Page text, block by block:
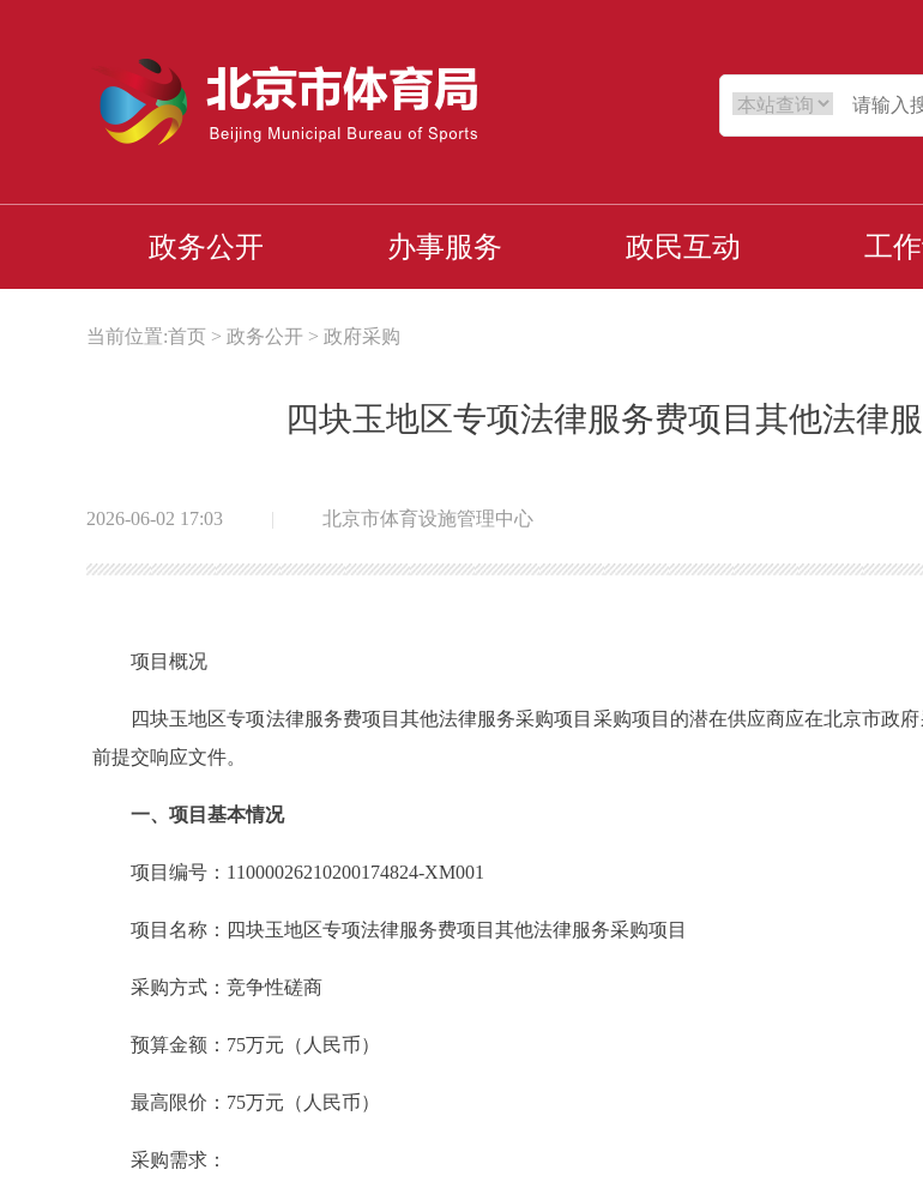
政务公开 办事服务 政民互动 工
当前位置:首页 > 政务公开 > 政府采购
四块玉地区专项法律服务费项目其他法律
2026-06-02 17:03 | 北京市体育设施管理中心
项目概况
四块玉地区专项法律服务费项目其他法律服务采购项目采购项目的潜在供应商应在北京市政府
前提交响应文件。
一、项目基本情况
项目编号：11000026210200174824-XM001
项目名称：四块玉地区专项法律服务费项目其他法律服务采购项目
采购方式：竞争性磋商
预算金额：75万元（人民币）
最高限价：75万元（人民币）
采购需求：